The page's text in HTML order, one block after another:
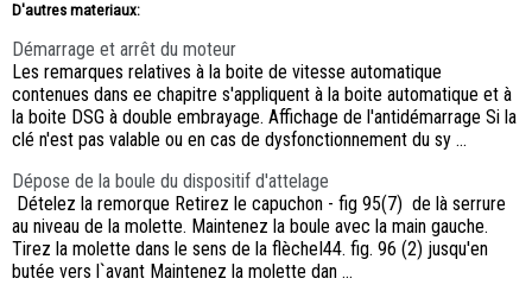
D'autres materiaux:
Démarrage et arrêt du moteur
Les remarques relatives à la boite de vitesse automatique
contenues dans ee chapitre s'appliquent à la boite automatique et à
la boite DSG à double embrayage. Affichage de l'antidémarrage Si la
clé n'est pas valable ou en cas de dysfonctionnement du sy ...
Dépose de la boule du dispositif d'attelage
Dételez la remorque Retirez le capuchon - fig 95(7) de là serrure
au niveau de la molette. Maintenez la boule avec la main gauche.
Tirez la molette dans le sens de la flècheI44. fig. 96 (2) jusqu'en
butée vers l`avant Maintenez la molette dan ...